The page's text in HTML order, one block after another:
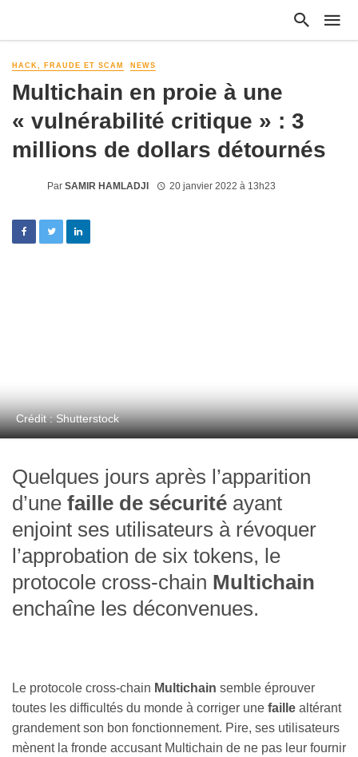
HACK, FRAUDE ET SCAM NEWS
Multichain en proie à une
« vulnérabilité critique » : 3
millions de dollars détournés
Par SAMIR HAMLADJI 20 janvier 2022 à 13h23
Crédit : Shutterstock
Quelques jours après l’apparition
d’une faille de sécurité ayant
enjoint ses utilisateurs à révoquer
l’approbation de six tokens, le
protocole cross-chain Multichain
enchaîne les déconvenues.
Le protocole cross-chain Multichain semble éprouver
toutes les difficultés du monde à corriger une faille altérant
grandement son bon fonctionnement. Pire, ses utilisateurs
mènent la fronde accusant Multichain de ne pas leur fournir